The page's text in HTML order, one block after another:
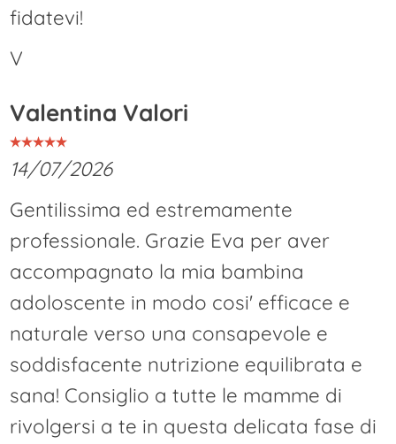
fidatevi!
V
Valentina Valori
14/07/2026
Gentilissima ed estremamente
professionale. Grazie Eva per aver
accompagnato la mia bambina
adoloscente in modo cosi' efficace e
naturale verso una consapevole e
soddisfacente nutrizione equilibrata e
sana! Consiglio a tutte le mamme di
rivolgersi a te in questa delicata fase di